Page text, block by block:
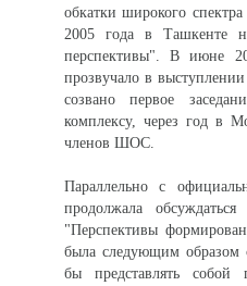
обкатки широкого
2005 года в Ташкенте
перспективы". В июне
прозвучало в
созвано первое
комплексу, через год в
членов ШОС.
Параллельно с
продолжала
"Перспективы
была следующим образом
бы представлять собой